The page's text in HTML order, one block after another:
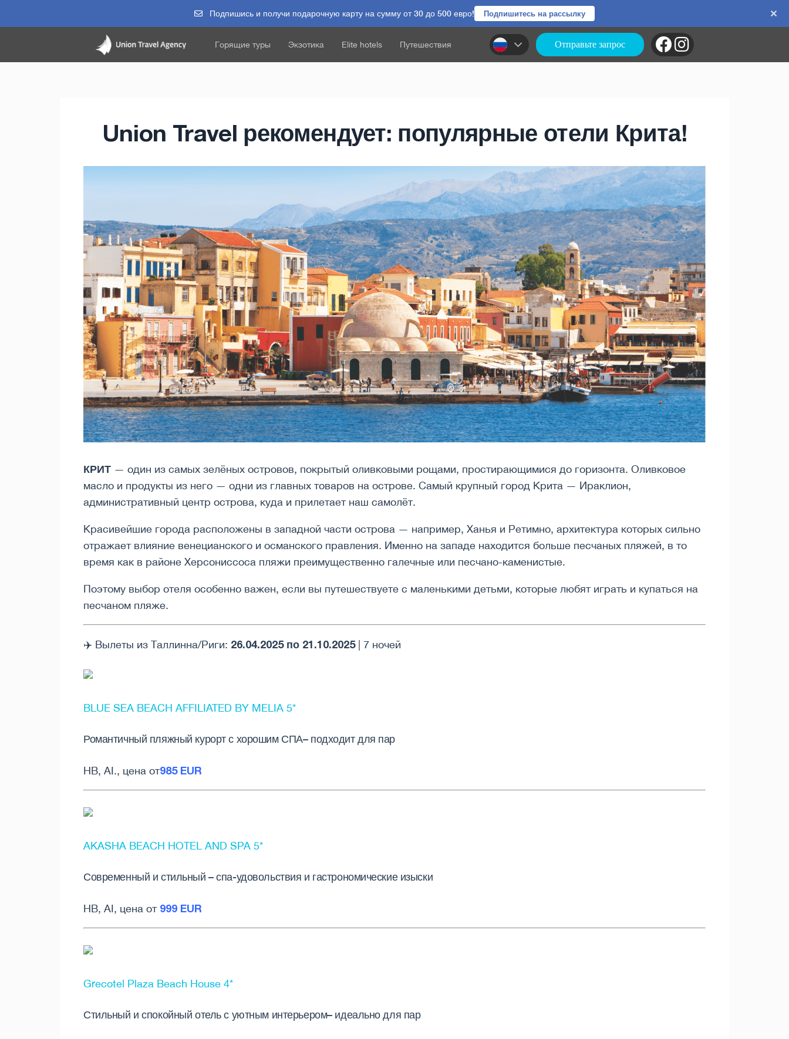
Подпишись и получи подарочную карту на сумму от 30 до 500 евро! Подпишитесь на рассылку
Горящие туры Экзотика Elite hotels Путешествия Отправьте запрос
Union Travel рекомендует: популярные отели Крита!
КРИТ — один из самых зелёных островов, покрытый оливковыми рощами, простирающимися до горизонта. Оливковое
масло и продукты из него — одни из главных товаров на острове. Самый крупный город Крита — Ираклион,
административный центр острова, куда и прилетает наш самолёт.
Красивейшие города расположены в западной части острова — например, Ханья и Ретимно, архитектура которых сильно
отражает влияние венецианского и османского правления. Именно на западе находится больше песчаных пляжей, в то
время как в районе Херсониссоса пляжи преимущественно галечные или песчано-каменистые.
Поэтому выбор отеля особенно важен, если вы путешествуете с маленькими детьми, которые любят играть и купаться на
песчаном пляже.
✈️ Вылеты из Таллинна/Риги: 26.04.2025 по 21.10.2025| 7 ночей
BLUE SEA BEACH AFFILIATED BY MELIA 5*
Романтичный пляжный курорт с хорошим СПА– подходит для пар
HB, AI., цена от985 EUR
AKASHA BEACH HOTEL AND SPA 5*
Современный и стильный – спа-удовольствия и гастрономические изыски
HB, AI, цена от 999 EUR
Grecotel Plaza Beach House 4*
Стильный и спокойный отель с уютным интерьером– идеально для пар